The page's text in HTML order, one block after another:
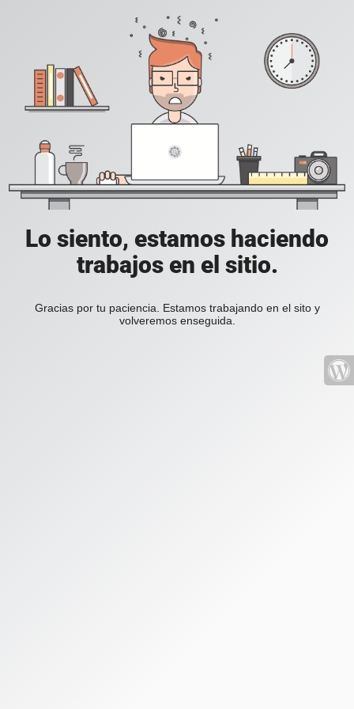
Lo siento, estamos haciendo
trabajos en el sitio.
Gracias por tu paciencia. Estamos trabajando en el sito y
volveremos enseguida.